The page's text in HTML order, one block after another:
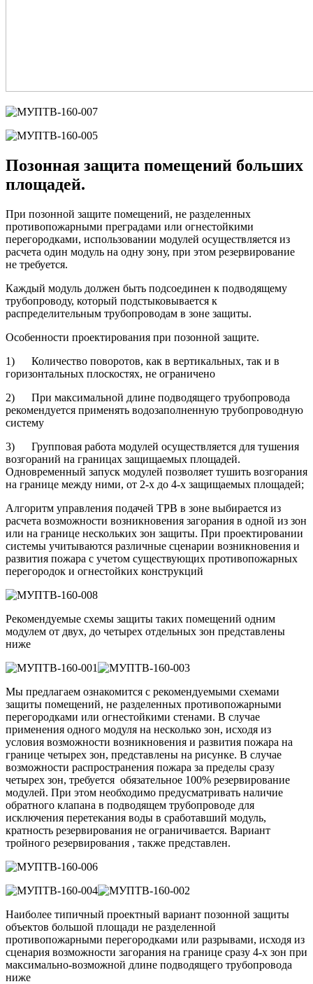
Позонная защита помещений больших
площадей.
При позонной защите помещений, не разделенных
противопожарными преградами или огнестойкими
перегородками, использовании модулей осуществляется из
расчета один модуль на одну зону, при этом резервирование
не требуется.
Каждый модуль должен быть подсоединен к подводящему
трубопроводу, который подстыковывается к
распределительным трубопроводам в зоне защиты.
Особенности проектирования при позонной защите.
1) Количество поворотов, как в вертикальных, так и в
горизонтальных плоскостях, не ограничено
2) При максимальной длине подводящего трубопровода
рекомендуется применять водозаполненную трубопроводную
систему
3) Групповая работа модулей осуществляется для тушения
возгораний на границах защищаемых площадей.
Одновременный запуск модулей позволяет тушить возгорания
на границе между ними, от 2-х до 4-х защищаемых площадей;
Алгоритм управления подачей ТРВ в зоне выбирается из
расчета возможности возникновения загорания в одной из зон
или на границе нескольких зон защиты. При проектировании
системы учитываются различные сценарии возникновения и
развития пожара с учетом существующих противопожарных
перегородок и огнестойких конструкций
Рекомендуемые схемы защиты таких помещений одним
модулем от двух, до четырех отдельных зон представлены
ниже
Мы предлагаем ознакомится с рекомендуемыми схемами
защиты помещений, не разделенных противопожарными
перегородками или огнестойкими стенами. В случае
применения одного модуля на несколько зон, исходя из
условия возможности возникновения и развития пожара на
границе четырех зон, представлены на рисунке. В случае
возможности распространения пожара за пределы сразу
четырех зон, требуется обязательное 100% резервирование
модулей. При этом необходимо предусматривать наличие
обратного клапана в подводящем трубопроводе для
исключения перетекания воды в сработавший модуль,
кратность резервирования не ограничивается. Вариант
тройного резервирования , также представлен.
Наиболее типичный проектный вариант позонной защиты
объектов большой площади не разделенной
противопожарными перегородками или разрывами, исходя из
сценария возможности загорания на границе сразу 4-х зон при
максимально-возможной длине подводящего трубопровода
ниже